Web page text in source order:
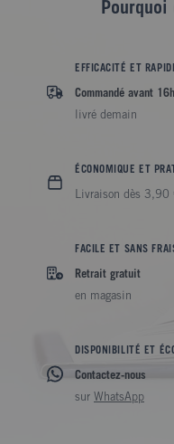
EFFICACITÉ ET
Commandé avant 16h
livré demain
ÉCONOMIQUE ET
Livraison dès 3,90
FACILE ET SANS
Retrait gratuit
en magasin
DISPONIBILITÉ ET
Contactez-nous
sur WhatsApp